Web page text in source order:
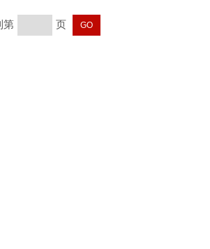
第 页